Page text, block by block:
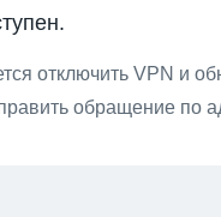
отключить VPN и
обращение по